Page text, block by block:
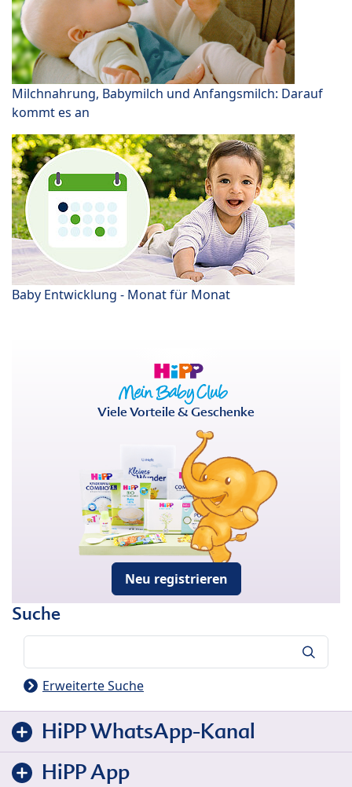
Milchnahrung, Babymilch und Anfangsmilch: Darauf
kommt es an
Baby Entwicklung - Monat für Monat
Viele Vorteile & Geschenke
Neu registrieren
Suche
Erweiterte Suche
HiPP WhatsApp-Kanal
HiPP App